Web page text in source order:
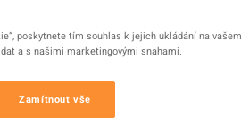
poskytnete tím souhlas k jejich ukládání na
a s našimi marketingovými snahami.
Zamítnout vše